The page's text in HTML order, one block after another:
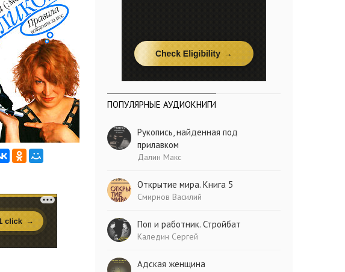
ПОПУЛЯРНЫЕ АУДИОКНИГИ
Рукопись, найденная под
прилавком
Далин Макс
Открытие мира. Книга 5
Смирнов Василий
Поп и работник. Стройбат
Каледин Сергей
Адская женщина